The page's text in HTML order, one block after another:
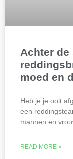
Achter de
moed en
Heb je je ooit
een
mannen en
READ MORE »